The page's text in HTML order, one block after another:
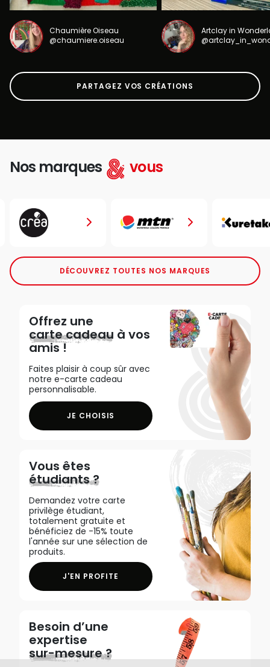
Chaumière Oiseau
@chaumiere.oiseau
Artclay in
PARTAGEZ VOS CRÉATIONS
Nos marques vous
DÉCOUVREZ TOUTES NOS MARQUES
Offrez une
carte cadeau à vos
amis !
Faites plaisir à coup sûr avec
notre e-carte cadeau
personnalisable.
JE CHOISIS
Vous êtes
étudiants ?
Demandez votre carte
privilège étudiant,
totalement gratuite et
bénéficiez de -15% toute
l'année sur une sélection de
produits.
J'EN PROFITE
Besoin d’une
expertise
sur-mesure ?